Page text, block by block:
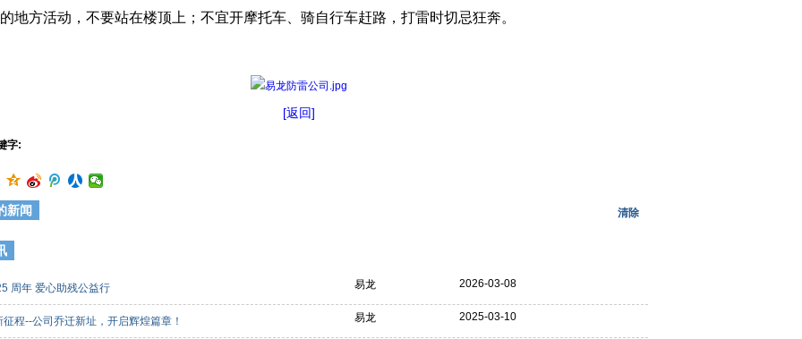
地方活动，不要站在楼顶上；不宜开摩托车、骑自行车赶路，打雷时切忌狂奔。
[返回]
字:
新闻 清除
周年 爱心助残公益行 易龙 2026-03-08
程--公司乔迁新址，开启辉煌篇章！ 易龙 2025-03-10